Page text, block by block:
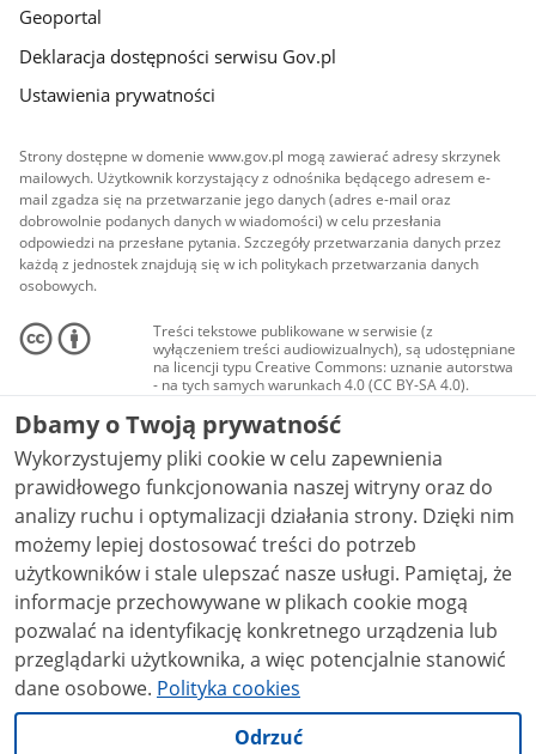
Geoportal
Deklaracja dostępności serwisu Gov.pl
Ustawienia prywatności
Strony dostępne w domenie www.gov.pl mogą zawierać adresy skrzynek
mailowych. Użytkownik korzystający z odnośnika będącego adresem e-
mail zgadza się na przetwarzanie jego danych (adres e-mail oraz
dobrowolnie podanych danych w wiadomości) w celu przesłania
odpowiedzi na przesłane pytania. Szczegóły przetwarzania danych przez
każdą z jednostek znajdują się w ich politykach przetwarzania danych
osobowych.
Treści tekstowe publikowane w serwisie (z
wyłączeniem treści audiowizualnych), są udostępniane
na licencji typu Creative Commons: uznanie autorstwa
- na tych samych warunkach 4.0 (CC BY-SA 4.0).
Materiały audiowizualne, w tym zdjęcia, materiały
audio i wideo, są udostępniane na licencji typu
Creative Commons: uznanie autorstwa użycie
niekomercyjne - bez utworów zależnych 4.0 (CC BY-
NC-ND 4.0), o ile nie jest to stwierdzone inaczej.
Dbamy o Twoją prywatność
Wykorzystujemy pliki cookie w celu zapewnienia
prawidłowego funkcjonowania naszej witryny oraz do
analizy ruchu i optymalizacji działania strony. Dzięki nim
możemy lepiej dostosować treści do potrzeb
użytkowników i stale ulepszać nasze usługi. Pamiętaj, że
informacje przechowywane w plikach cookie mogą
pozwalać na identyfikację konkretnego urządzenia lub
przeglądarki użytkownika, a więc potencjalnie stanowić
dane osobowe. Polityka cookies
Odrzuć